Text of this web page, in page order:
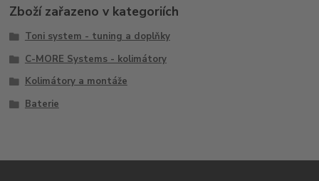
Zboží zařazeno v kategoriích
Toni system - tuning a doplňky
C-MORE Systems - kolimátory
Kolimátory a montáže
Baterie